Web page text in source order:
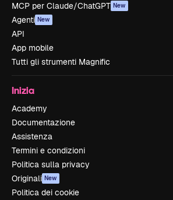
MCP per Claude/ChatGPT New
Agenti New
API
App mobile
Tutti gli strumenti Magnific
Inizia
Academy
Documentazione
Assistenza
Termini e condizioni
Politica sulla privacy
Originali New
Politica dei cookie